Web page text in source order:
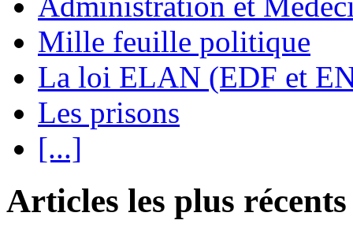
Mille feuille politique
La loi ELAN (EDF et
Les prisons
[...]
Articles les plus récents